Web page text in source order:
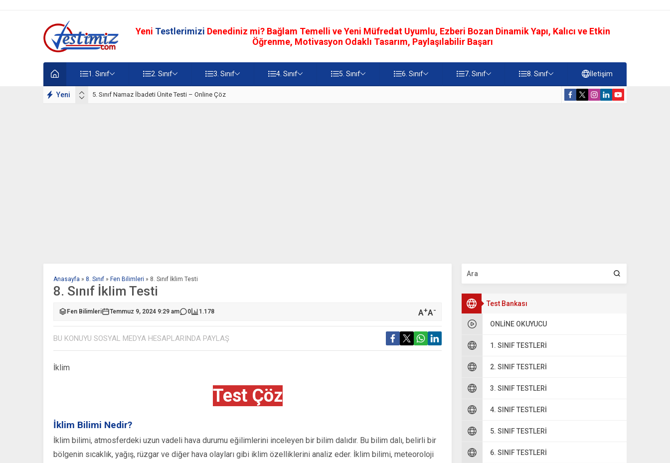
Yeni Testlerimizi Denediniz mi? Bağlam Temelli ve Yeni Müfredat Uyumlu, Ezberi Bozan Dinamik Yapı, Kalıcı ve Etkin
Öğrenme, Motivasyon Odaklı Tasarım, Paylaşılabilir Başarı
1. Sınıf 2. Sınıf 3. Sınıf 4. Sınıf 5. Sınıf 6. Sınıf 7. Sınıf 8. Sınıf İletişim
Yeni 5. Sınıf Namaz İbadeti Ünite Testi – Online Çöz
Test Bankası
ONLINE OKUYUCU
1. SINIF TESTLERI
2. SINIF TESTLERI
3. SINIF TESTLERI
4. SINIF TESTLERI
5. SINIF TESTLERI
6. SINIF TESTLERI
Anasayfa » 8. Sınıf » Fen Bilimleri » 8. Sınıf İklim Testi
8. Sınıf İklim Testi
Fen Bilimleri Temmuz 9, 2024 9:29 am 0 1.178 A+A-
BU KONUYU SOSYAL MEDYA HESAPLARINDA PAYLAŞ
İklim
Test Çöz
İklim Bilimi Nedir?
İklim bilimi, atmosferdeki uzun vadeli hava durumu eğilimlerini inceleyen bir bilim dalıdır. Bu bilim dalı, belirli bir
bölgenin sıcaklık, yağış, rüzgar ve diğer hava olayları gibi iklim özelliklerini analiz eder. İklim bilimi, meteoroloji